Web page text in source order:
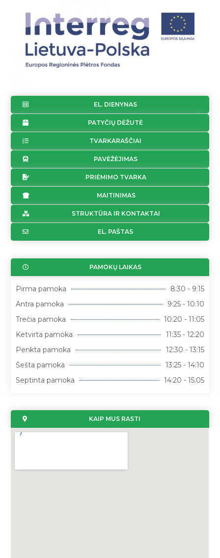
EL. DIENYNAS
PATYČIŲ DĖŽUTĖ
TVARKARAŠČIAI
PAVĖŽĖJIMAS
PRIĖMIMO TVARKA
MAITINIMAS
STRUKTŪRA IR KONTAKTAI
EL. PAŠTAS
PAMOKŲ LAIKAS
Pirma pamoka
8:30 - 9:15
Antra pamoka
9:25 - 10:10
Trečia pamoka
10:20 - 11:05
Ketvirta pamoka
11:35 - 12:20
Penkta pamoka
12:30 - 13:15
Šešta pamoka
13:25 - 14:10
Septinta pamoka
14:20 - 15:05
KAIP MUS RASTI